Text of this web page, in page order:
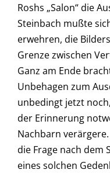
Roshs „Salon“ die
Steinbach mußte
erwehren, die
Grenze zwischen
Ganz am Ende
Unbehagen zum
unbedingt jetzt
der Erinnerung
Nachbarn
die Frage nach dem
eines solchen